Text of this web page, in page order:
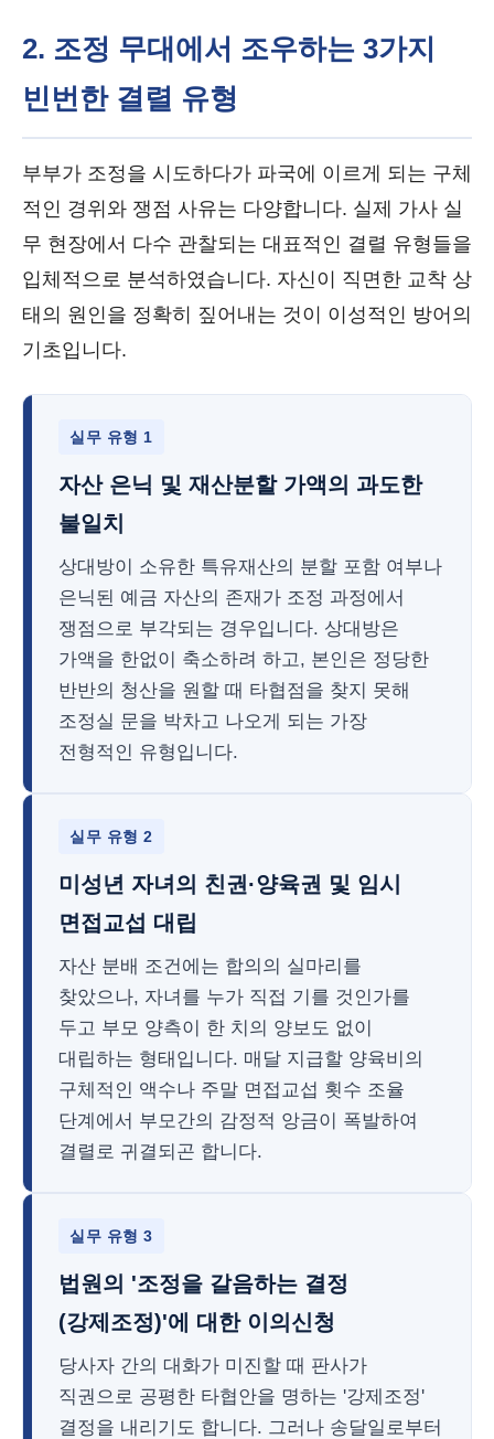
2. 조정 무대에서 조우하는 3가지
빈번한 결렬 유형
부부가 조정을 시도하다가 파국에 이르게 되는 구체
적인 경위와 쟁점 사유는 다양합니다. 실제 가사 실
무 현장에서 다수 관찰되는 대표적인 결렬 유형들을
입체적으로 분석하였습니다. 자신이 직면한 교착 상
태의 원인을 정확히 짚어내는 것이 이성적인 방어의
기초입니다.
실무 유형 1
자산 은닉 및 재산분할 가액의 과도한
불일치
상대방이 소유한 특유재산의 분할 포함 여부나
은닉된 예금 자산의 존재가 조정 과정에서
쟁점으로 부각되는 경우입니다. 상대방은
가액을 한없이 축소하려 하고, 본인은 정당한
반반의 청산을 원할 때 타협점을 찾지 못해
조정실 문을 박차고 나오게 되는 가장
전형적인 유형입니다.
실무 유형 2
미성년 자녀의 친권·양육권 및 임시
면접교섭 대립
자산 분배 조건에는 합의의 실마리를
찾았으나, 자녀를 누가 직접 기를 것인가를
두고 부모 양측이 한 치의 양보도 없이
대립하는 형태입니다. 매달 지급할 양육비의
구체적인 액수나 주말 면접교섭 횟수 조율
단계에서 부모간의 감정적 앙금이 폭발하여
결렬로 귀결되곤 합니다.
실무 유형 3
법원의 '조정을 갈음하는 결정
(강제조정)'에 대한 이의신청
당사자 간의 대화가 미진할 때 판사가
직권으로 공평한 타협안을 명하는 '강제조정'
결정을 내리기도 합니다. 그러나 송달일로부터